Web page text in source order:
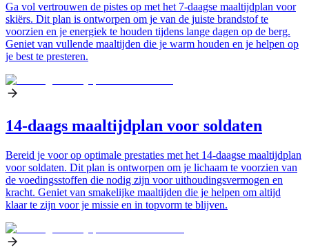
Ga vol vertrouwen de pistes op met het 7-daagse maaltijdplan voor
skiërs. Dit plan is ontworpen om je van de juiste brandstof te
voorzien en je energiek te houden tijdens lange dagen op de berg.
Geniet van vullende maaltijden die je warm houden en je helpen op
je best te presteren.
14-daags maaltijdplan voor soldaten
Bereid je voor op optimale prestaties met het 14-daagse maaltijdplan
voor soldaten. Dit plan is ontworpen om je lichaam te voorzien van
de voedingsstoffen die nodig zijn voor uithoudingsvermogen en
kracht. Geniet van smakelijke maaltijden die je helpen om altijd
klaar te zijn voor je missie en in topvorm te blijven.